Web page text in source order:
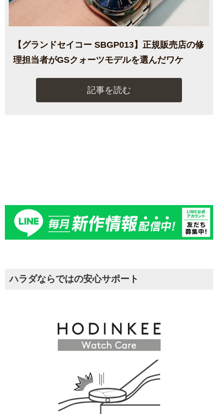
【グランドセイコー SBGP013】正規販売店の修
理担当者がGSクォーツモデルを選んだワケ
記事を読む
ハラダならではの安心サポート